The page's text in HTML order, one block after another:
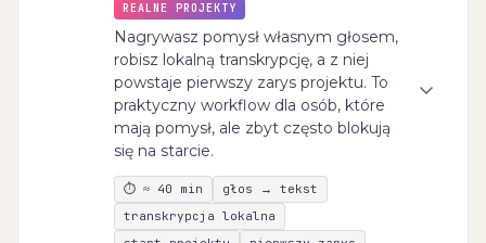
REALNE PROJEKTY
Nagrywasz pomysł własnym głosem,
robisz lokalną transkrypcję, a z niej
powstaje pierwszy zarys projektu. To
praktyczny workflow dla osób, które
mają pomysł, ale zbyt często blokują
się na starcie.
⏱ ≈ 40 min
głos → tekst
transkrypcja lokalna